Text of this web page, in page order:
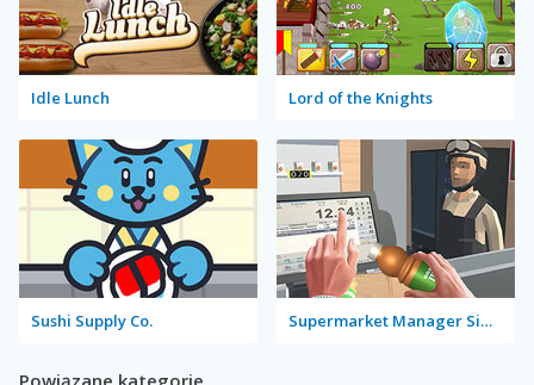
Idle Lunch Lord of the Knights
Sushi Supply Co. Supermarket Manager Simulator
Powiązane kategorie